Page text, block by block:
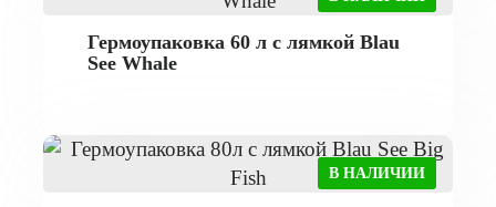
Гермоупаковка 60 л с лямкой Blau
See Whale
В НАЛИЧИИ